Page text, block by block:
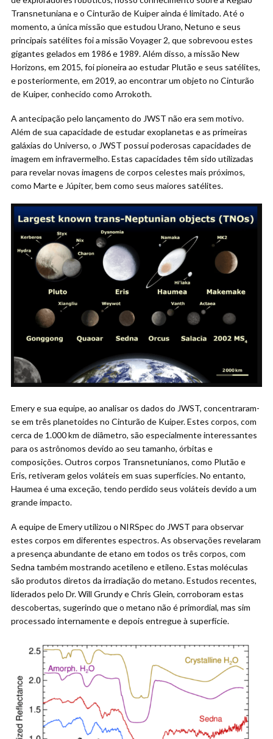
Transnetuniana e o Cinturão de Kuiper ainda é limitado. Até o
momento, a única missão que estudou Urano, Netuno e seus
principais satélites foi a missão Voyager 2, que sobrevoou estes
gigantes gelados em 1986 e 1989. Além disso, a missão New
Horizons, em 2015, foi pioneira ao estudar Plutão e seus satélites,
e posteriormente, em 2019, ao encontrar um objeto no Cinturão
de Kuiper, conhecido como Arrokoth.
A antecipação pelo lançamento do JWST não era sem motivo.
Além de sua capacidade de estudar exoplanetas e as primeiras
galáxias do Universo, o JWST possui poderosas capacidades de
imagem em infravermelho. Estas capacidades têm sido utilizadas
para revelar novas imagens de corpos celestes mais próximos,
como Marte e Júpiter, bem como seus maiores satélites.
Emery e sua equipe, ao analisar os dados do JWST, concentraram-
se em três planetoides no Cinturão de Kuiper. Estes corpos, com
cerca de 1.000 km de diâmetro, são especialmente interessantes
para os astrônomos devido ao seu tamanho, órbitas e
composições. Outros corpos Transnetunianos, como Plutão e
Eris, retiveram gelos voláteis em suas superfícies. No entanto,
Haumea é uma exceção, tendo perdido seus voláteis devido a um
grande impacto.
A equipe de Emery utilizou o NIRSpec do JWST para observar
estes corpos em diferentes espectros. As observações revelaram
a presença abundante de etano em todos os três corpos, com
Sedna também mostrando acetileno e etileno. Estas moléculas
são produtos diretos da irradiação do metano. Estudos recentes,
liderados pelo Dr. Will Grundy e Chris Glein, corroboram estas
descobertas, sugerindo que o metano não é primordial, mas sim
processado internamente e depois entregue à superfície.